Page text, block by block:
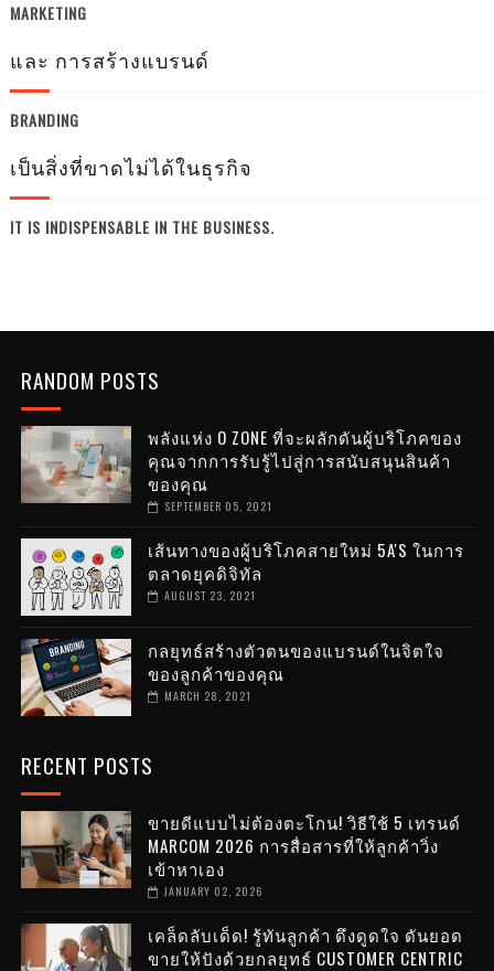
MARKETING
และ การสร้างแบรนด์
BRANDING
เป็นสิ่งที่ขาดไม่ได้ในธุรกิจ
IT IS INDISPENSABLE IN THE BUSINESS.
RANDOM POSTS
พลังแห่ง O ZONE ที่จะผลักดันผู้บริโภคของ
คุณจากการรับรู้ไปสู่การสนับสนุนสินค้า
ของคุณ
SEPTEMBER 05, 2021
เส้นทางของผู้บริโภคสายใหม่ 5A'S ในการ
ตลาดยุคดิจิทัล
AUGUST 23, 2021
กลยุทธ์สร้างตัวตนของแบรนด์ในจิตใจ
ของลูกค้าของคุณ
MARCH 28, 2021
RECENT POSTS
ขายดีแบบไม่ต้องตะโกน! วิธีใช้ 5 เทรนด์
MARCOM 2026 การสื่อสารที่ให้ลูกค้าวิ่ง
เข้าหาเอง
JANUARY 02, 2026
เคล็ดลับเด็ด! รู้ทันลูกค้า ดึงดูดใจ ดันยอด
ขายให้ปังด้วยกลยุทธ์ CUSTOMER CENTRIC